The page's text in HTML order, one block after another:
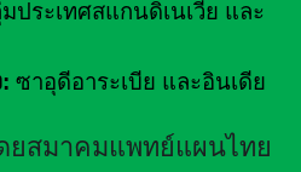
ประเทศสแกนดิเนเวีย และ
ซาอุดีอาระเบีย และอินเดีย
ยสมาคมแพทย์แผนไทย